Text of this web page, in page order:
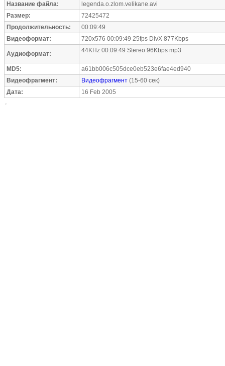
Название файла:
legenda.o.zlom.velikane.avi
Размер:
72425472
Продолжительность:
00:09:49
Видеоформат:
720x576 00:09:49 25fps DivX 877Kbps
Аудиоформат: 44KHz 00:09:49 Stereo 96Kbps mp3
MD5:
a61bb006c505dce0eb523e6fae4ed940
Видеофрагмент:
Видеофрагмент (15-60 сек)
Дата:
16 Feb 2005